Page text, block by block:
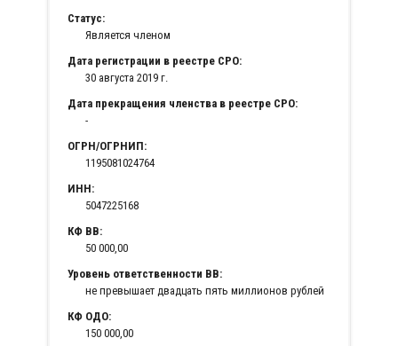
Статус:
Является членом
Дата регистрации в реестре СРО:
30 августа 2019 г.
Дата прекращения членства в реестре СРО:
-
ОГРН/ОГРНИП:
1195081024764
ИНН:
5047225168
КФ ВВ:
50 000,00
Уровень ответственности ВВ:
не превышает двадцать пять миллионов рублей
КФ ОДО:
150 000,00